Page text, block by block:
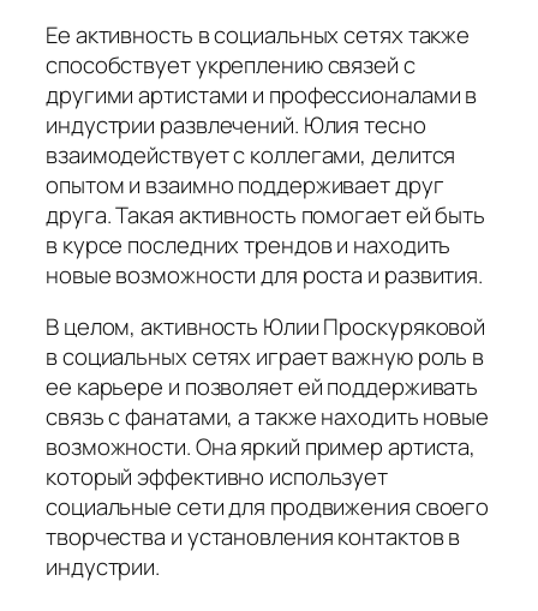
Ее активность в социальных сетях также
способствует укреплению связей с
другими артистами и профессионалами в
индустрии развлечений. Юлия тесно
взаимодействует с коллегами, делится
опытом и взаимно поддерживает друг
друга. Такая активность помогает ей быть
в курсе последних трендов и находить
новые возможности для роста и развития.
В целом, активность Юлии Проскуряковой
в социальных сетях играет важную роль в
ее карьере и позволяет ей поддерживать
связь с фанатами, а также находить новые
возможности. Она яркий пример артиста,
который эффективно использует
социальные сети для продвижения своего
творчества и установления контактов в
индустрии.